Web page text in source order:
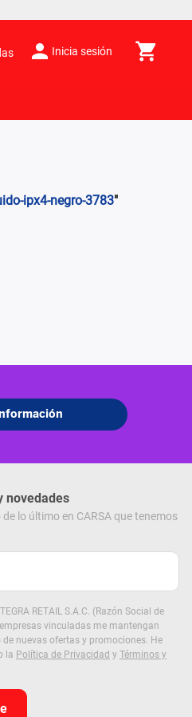
Inicia sesión
ipx4-negro-3783"
novedades
lo último en CARSA que tenemos
RETAIL S.A.C. (Razón Social de
vinculadas me mantengan
nuevas ofertas y promociones. He
la Política de Privacidad y Términos y